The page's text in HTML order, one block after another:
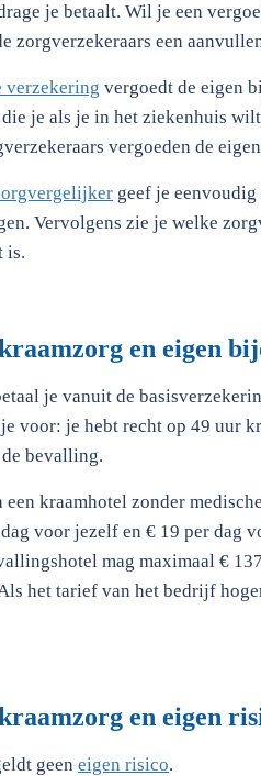
je betaalt. Wil je een
zorgverzekeraars een
verzekering vergoedt de eigen
je als je in het ziekenhuis
vergoeden de
geef je
Vervolgens zie je welke
is.
en eigen
je vanuit de
voor: je hebt recht op 49 uur
bevalling.
kraamhotel zonder
voor jezelf en € 19 per dag
mag maximaal €
het tarief van het bedrijf
en eigen
geen eigen risico.